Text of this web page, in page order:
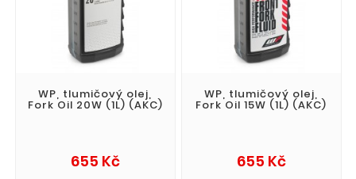
WP, tlumičový olej,
Fork Oil 20W (1L) (AKC)
655 KčCena
WP, tlumičový olej,
Fork Oil 15W (1L) (AKC)
655 KčCena